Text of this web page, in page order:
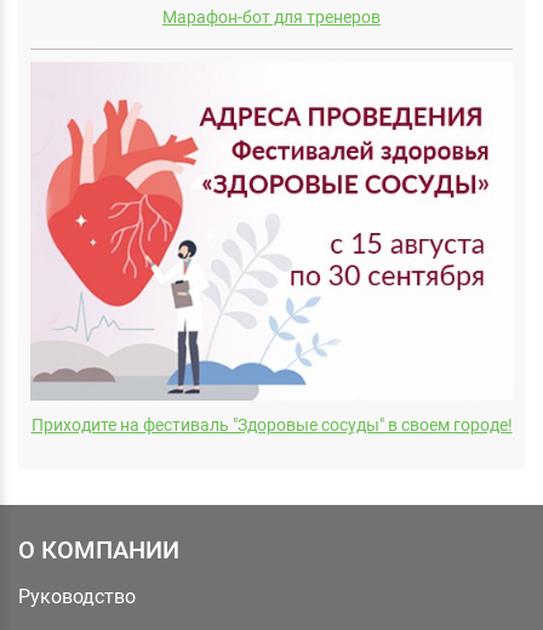
Марафон-бот для тренеров
Приходите на фестиваль "Здоровые сосуды" в своем городе!
О КОМПАНИИ
Руководство